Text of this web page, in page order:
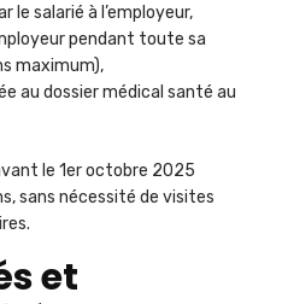
le salarié à l’employeur,
pendant toute sa
maximum),
au dossier médical santé au
le 1er octobre 2025
sans nécessité de visites
et